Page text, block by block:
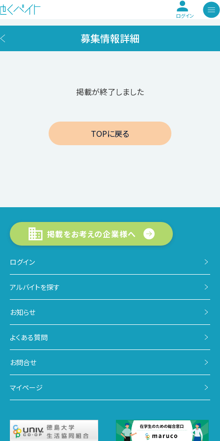
ログイン
募集情報詳細
掲載が終了しました
TOPに戻る
掲載をお考えの企業様へ
ログイン
アルバイトを探す
お知らせ
よくある質問
お問合せ
マイページ